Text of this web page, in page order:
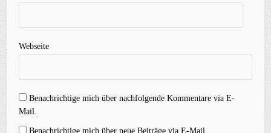
Webseite
Benachrichtige mich über nachfolgende Kommentare via E-
Mail.
Benachrichtige mich über neue Beiträge via E-Mail.